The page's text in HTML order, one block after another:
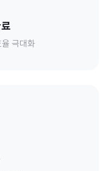
극대화